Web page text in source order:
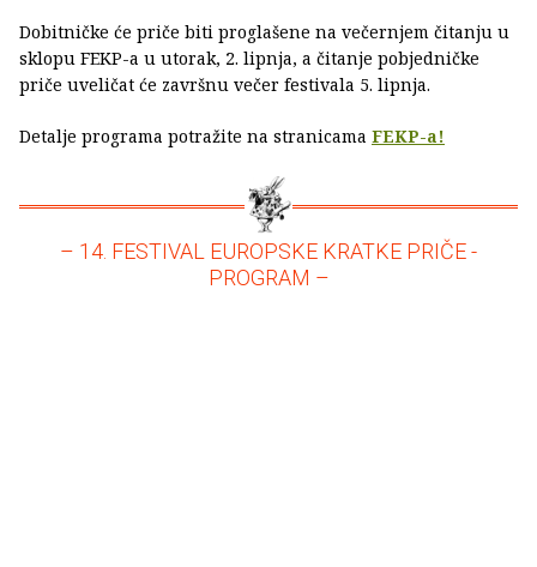
Dobitničke će priče biti proglašene na večernjem čitanju u
sklopu FEKP-a u utorak, 2. lipnja, a čitanje pobjedničke
priče uveličat će završnu večer festivala 5. lipnja.
Detalje programa potražite na stranicama FEKP-a!
– 14. FESTIVAL EUROPSKE KRATKE PRIČE -
PROGRAM –